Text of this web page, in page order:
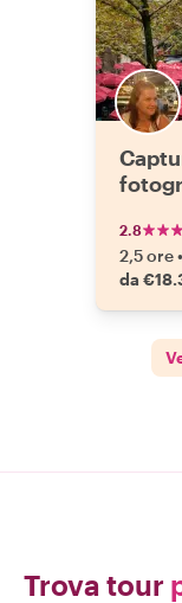
2.8
2,5 ore•
da
Trova tour